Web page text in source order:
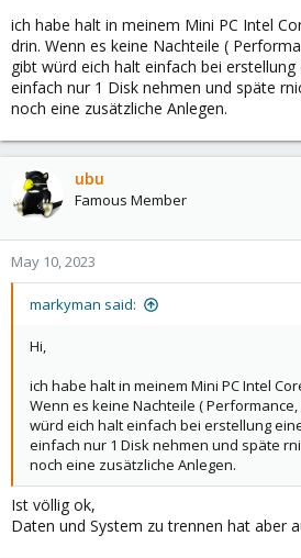
ich habe halt in meinem Mini PC Intel
drin. Wenn es keine Nachteile (
gibt würd eich halt einfach bei erstellung
einfach nur 1 Disk nehmen und späte
noch eine zusätzliche Anlegen.
ubu
Famous Member
May 10, 2023
markyman said:
Hi,
ich habe halt in meinem Mini PC Intel
Wenn es keine Nachteile ( Performance,
würd eich halt einfach bei erstellung
einfach nur 1 Disk nehmen und späte
noch eine zusätzliche Anlegen.
Ist völlig ok,
Daten und System zu trennen hat aber